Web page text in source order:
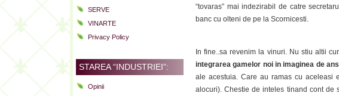
SERVE
VINARTE
Privacy Policy
STAREA “INDUSTRIEI”:
Opinii
“tovaras” mai indezirabil de catre
banc cu olteni de pe la Scornicesti.
In fine..sa revenim la vinuri. Nu stiu altii
integrarea gamelor noi in imaginea de
ale acestuia. Care au ramas cu aceleasi
alocuri). Chestie de inteles tinand cont